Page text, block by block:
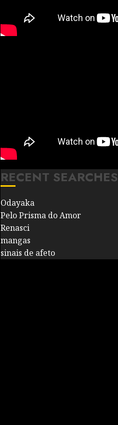
RECENT SEARCHES
Odayaka
Pelo Prisma do Amor
Renasci
mangas
sinais de afeto